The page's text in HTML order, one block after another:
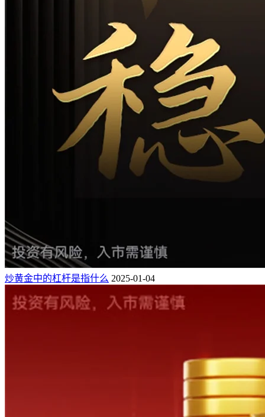
炒黄金中的杠杆是指什么 2025-01-04